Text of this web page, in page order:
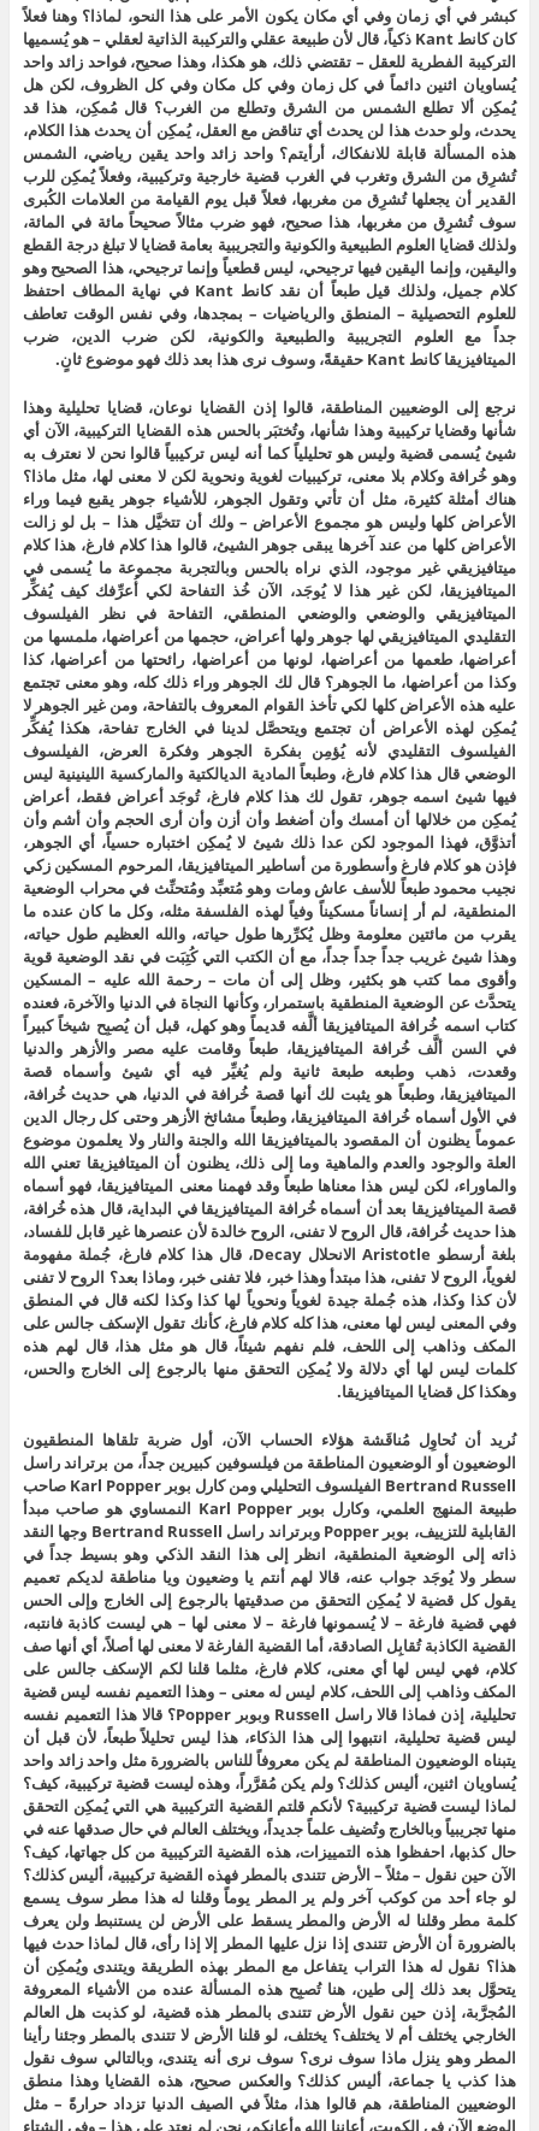
كبشر في أي زمان وفي أي مكان يكون الأمر على هذا النحو، لماذا؟ وهنا فعلاً
كان كانط Kant ذكياً، قال لأن طبيعة عقلي والتركيبة الذاتية لعقلي – هو يُسميها
التركيبة الفطرية للعقل – تقتضي ذلك، هو هكذا، وهذا صحيح، فواحد زائد واحد
يُساويان اثنين دائماً في كل زمان وفي كل مكان وفي كل الظروف، لكن هل
يُمكِن ألا تطلع الشمس من الشرق وتطلع من الغرب؟ قال مُمكِن، هذا قد
يحدث، ولو حدث هذا لن يحدث أي تناقض مع العقل، يُمكِن أن يحدث هذا الكلام،
هذه المسألة قابلة للانفكاك، أرأيتم؟ واحد زائد واحد يقين رياضي، الشمس
تُشرِق من الشرق وتغرب في الغرب قضية خارجية وتركيبية، وفعلاً يُمكِن للرب
القدير أن يجعلها تُشرِق من مغربها، فعلاً قبل يوم القيامة من العلامات الكُبرى
سوف تُشرِق من مغربها، هذا صحيح، فهو ضرب مثالاً صحيحاً مائة في المائة،
ولذلك قضايا العلوم الطبيعية والكونية والتجريبية بعامة قضايا لا تبلغ درجة القطع
واليقين، وإنما اليقين فيها ترجيحي، ليس قطعياً وإنما ترجيحي، هذا الصحيح وهو
كلام جميل، ولذلك قيل طبعاً أن نقد كانط Kant في نهاية المطاف احتفظ
للعلوم التحصيلية – المنطق والرياضيات – بمجدها، وفي نفس الوقت تعاطف
جداً مع العلوم التجريبية والطبيعية والكونية، لكن ضرب الدين، ضرب
الميتافيزيقا كانط Kant حقيقةً، وسوف نرى هذا بعد ذلك فهو موضوع ثانٍ.
نرجع إلى الوضعيين المناطقة، قالوا إذن القضايا نوعان، قضايا تحليلية وهذا
شأنها وقضايا تركيبية وهذا شأنها، وتُختبَر بالحس هذه القضايا التركيبية، الآن أي
شيئ يُسمى قضية وليس هو تحليلياً كما أنه ليس تركيبياً قالوا نحن لا نعترف به
وهو خُرافة وكلام بلا معنى، تركيبيات لغوية ونحوية لكن لا معنى لها، مثل ماذا؟
هناك أمثلة كثيرة، مثل أن تأتي وتقول الجوهر، للأشياء جوهر يقبع فيما وراء
الأعراض كلها وليس هو مجموع الأعراض – ولك أن تتخيَّل هذا – بل لو زالت
الأعراض كلها من عند آخرها يبقى جوهر الشيئ، قالوا هذا كلام فارغ، هذا كلام
ميتافيزيقي غير موجود، الذي نراه بالحس وبالتجربة مجموعة ما يُسمى في
الميتافيزيقا، لكن غير هذا لا يُوجَد، الآن خُذ التفاحة لكي أُعرِّفك كيف يُفكِّر
الميتافيزيقي والوضعي والوضعي المنطقي، التفاحة في نظر الفيلسوف
التقليدي الميتافيزيقي لها جوهر ولها أعراض، حجمها من أعراضها، ملمسها من
أعراضها، طعمها من أعراضها، لونها من أعراضها، رائحتها من أعراضها، كذا
وكذا من أعراضها، ما الجوهر؟ قال لك الجوهر وراء ذلك كله، وهو معنى تجتمع
عليه هذه الأعراض كلها لكي تأخذ القوام المعروف بالتفاحة، ومن غير الجوهر لا
يُمكِن لهذه الأعراض أن تجتمع ويتحصَّل لدينا في الخارج تفاحة، هكذا يُفكِّر
الفيلسوف التقليدي لأنه يُؤمِن بفكرة الجوهر وفكرة العرض، الفيلسوف
الوضعي قال هذا كلام فارغ، وطبعاً المادية الديالكتية والماركسية اللينينية ليس
فيها شيئ اسمه جوهر، تقول لك هذا كلام فارغ، تُوجَد أعراض فقط، أعراض
يُمكِن من خلالها أن أمسك وأن أضغط وأن أزن وأن أرى الحجم وأن أشم وأن
أتذوَّق، فهذا الموجود لكن عدا ذلك شيئ لا يُمكِن اختباره حسياً، أي الجوهر،
فإذن هو كلام فارغ وأسطورة من أساطير الميتافيزيقا، المرحوم المسكين زكي
نجيب محمود طبعاً للأسف عاش ومات وهو مُتعبِّد ومُتحنِّث في محراب الوضعية
المنطقية، لم أر إنساناً مسكيناً وفياً لهذه الفلسفة مثله، وكل ما كان عنده ما
يقرب من مائتين معلومة وظل يُكرِّرها طول حياته، والله العظيم طول حياته،
وهذا شيئ غريب جداً جداً جداً، مع أن الكتب التي كُتِبَت في نقد الوضعية قوية
وأقوى مما كتب هو بكثير، وظل إلى أن مات – رحمة الله عليه – المسكين
يتحدَّث عن الوضعية المنطقية باستمرار، وكأنها النجاة في الدنيا والآخرة، فعنده
كتاب اسمه خُرافة الميتافيزيقا ألَّفه قديماً وهو كهل، قبل أن يُصبِح شيخاً كبيراً
في السن ألَّف خُرافة الميتافيزيقا، طبعاً وقامت عليه مصر والأزهر والدنيا
وقعدت، ذهب وطبعه طبعة ثانية ولم يُغيِّر فيه أي شيئ وأسماه قصة
الميتافيزيقا، وطبعاً هو يثبت لك أنها قصة خُرافة في الدنيا، هي حديث خُرافة،
في الأول أسماه خُرافة الميتافيزيقا، وطبعاً مشائخ الأزهر وحتى كل رجال الدين
عموماً يظنون أن المقصود بالميتافيزيقا الله والجنة والنار ولا يعلمون موضوع
العلة والوجود والعدم والماهية وما إلى ذلك، يظنون أن الميتافيزيقا تعني الله
والماوراء، لكن ليس هذا معناها طبعاً وقد فهمنا معنى الميتافيزيقا، فهو أسماه
قصة الميتافيزيقا بعد أن أسماه خُرافة الميتافيزيقا في البداية، قال هذه خُرافة،
هذا حديث خُرافة، قال الروح لا تفنى، الروح خالدة لأن عنصرها غير قابل للفساد،
بلغة أرسطو Aristotle الانحلال Decay، قال هذا كلام فارغ، جُملة مفهومة
لغوياً، الروح لا تفنى، هذا مبتدأ وهذا خبر، فلا تفنى خبر، وماذا بعد؟ الروح لا تفنى
لأن كذا وكذا، هذه جُملة جيدة لغوياً ونحوياً لها كذا وكذا لكنه قال في المنطق
وفي المعنى ليس لها معنى، هذا كله كلام فارغ، كأنك تقول الإسكف جالس على
المكف وذاهب إلى اللحف، فلم نفهم شيئاً، قال هو مثل هذا، قال لهم هذه
كلمات ليس لها أي دلالة ولا يُمكِن التحقق منها بالرجوع إلى الخارج والحس،
وهكذا كل قضايا الميتافيزيقا.
نُريد أن نُحاوِل مُناقَشة هؤلاء الحساب الآن، أول ضربة تلقاها المنطقيون
الوضعيون أو الوضعيون المناطقة من فيلسوفين كبيرين جداً، من برتراند راسل
Bertrand Russell الفيلسوف التحليلي ومن كارل بوبر Karl Popper صاحب
طبيعة المنهج العلمي، وكارل بوبر Karl Popper النمساوي هو صاحب مبدأ
القابلية للتزييف، بوبر Popper وبرتراند راسل Bertrand Russell وجها النقد
ذاته إلى الوضعية المنطقية، انظر إلى هذا النقد الذكي وهو بسيط جداً في
سطر ولا يُوجَد جواب عنه، قالا لهم أنتم يا وضعيون ويا مناطقة لديكم تعميم
يقول كل قضية لا يُمكِن التحقق من صدقيتها بالرجوع إلى الخارج وإلى الحس
فهي قضية فارغة – لا يُسمونها فارغة – لا معنى لها – هي ليست كاذبة فانتبه،
القضية الكاذبة تُقابِل الصادقة، أما القضية الفارغة لا معنى لها أصلاً، أي أنها صف
كلام، فهي ليس لها أي معنى، كلام فارغ، مثلما قلنا لكم الإسكف جالس على
المكف وذاهب إلى اللحف، كلام ليس له معنى – وهذا التعميم نفسه ليس قضية
تحليلية، إذن فماذا قالا راسل Russell وبوبر Popper؟ قالا هذا التعميم نفسه
ليس قضية تحليلية، انتبهوا إلى هذا الذكاء، هذا ليس تحليلاً طبعاً، لأن قبل أن
يتبناه الوضعيون المناطقة لم يكن معروفاً للناس بالضرورة مثل واحد زائد واحد
يُساويان اثنين، أليس كذلك؟ ولم يكن مُقرَّراً، وهذه ليست قضية تركيبية، كيف؟
لماذا ليست قضية تركيبية؟ لأنكم قلتم القضية التركيبية هي التي يُمكِن التحقق
منها تجريبياً وبالخارج وتُضيف علماً جديداً، ويختلف العالم في حال صدقها عنه في
حال كذبها، احفظوا هذه التمييزات، هذه القضية التركيبية من كل جهاتها، كيف؟
الآن حين نقول – مثلاً – الأرض تتندى بالمطر فهذه القضية تركيبية، أليس كذلك؟
لو جاء أحد من كوكب آخر ولم ير المطر يوماً وقلنا له هذا مطر سوف يسمع
كلمة مطر وقلنا له الأرض والمطر يسقط على الأرض لن يستنبط ولن يعرف
بالضرورة أن الأرض تتندى إذا نزل عليها المطر إلا إذا رأى، قال لماذا حدث فيها
هذا؟ نقول له هذا التراب يتفاعل مع المطر بهذه الطريقة ويتندى ويُمكِن أن
يتحوَّل بعد ذلك إلى طين، هنا تُصبِح هذه المسألة عنده من الأشياء المعروفة
المُجرَّبة، إذن حين نقول الأرض تتندى بالمطر هذه قضية، لو كذبت هل العالم
الخارجي يختلف أم لا يختلف؟ يختلف، لو قلنا الأرض لا تتندى بالمطر وجئنا رأينا
المطر وهو ينزل ماذا سوف نرى؟ سوف نرى أنه يتندى، وبالتالي سوف نقول
هذا كذب يا جماعة، أليس كذلك؟ والعكس صحيح، هذه القضايا وهذا منطق
الوضعيين المناطقة، هم قالوا هذا، مثلاً في الصيف الدنيا تزداد حرارةً – مثل
الوضع الآن في الكويت، أعاننا الله وأعانكم، نحن لم نعتد على هذا – وفي الشتاء